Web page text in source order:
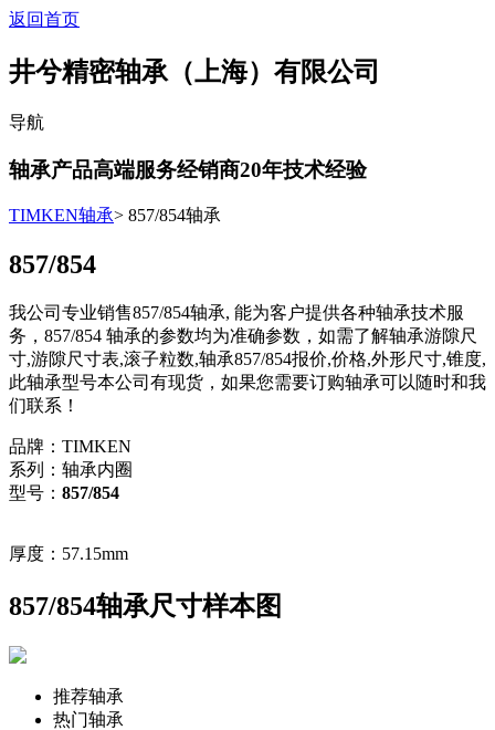
返回首页
井兮精密轴承（上海）有限公司
导航
轴承产品高端服务经销商20年技术经验
TIMKEN轴承> 857/854轴承
857/854
我公司专业销售857/854轴承, 能为客户提供各种轴承技术服
务，857/854 轴承的参数均为准确参数，如需了解轴承游隙尺
寸,游隙尺寸表,滚子粒数,轴承857/854报价,价格,外形尺寸,锥度,
此轴承型号本公司有现货，如果您需要订购轴承可以随时和我
们联系！
品牌：TIMKEN
系列：轴承内圈
型号： 857/854
厚度：57.15mm
857/854轴承尺寸样本图
推荐轴承
热门轴承